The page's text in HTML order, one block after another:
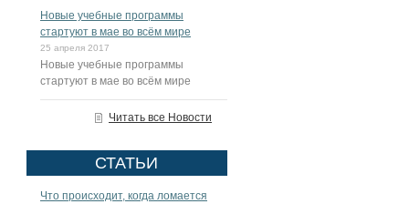
Новые учебные программы
стартуют в мае во всём мире
25 апреля 2017
Новые учебные программы
стартуют в мае во всём мире
Читать все Новости
СТАТЬИ
Что происходит, когда ломается